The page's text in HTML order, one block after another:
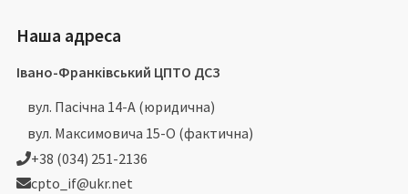
Наша адреса
Івано-Франківський ЦПТО ДСЗ
вул. Пасічна 14-А (юридична)
вул. Максимовича 15-О (фактична)
+38 (034) 251-2136
cpto_if@ukr.net